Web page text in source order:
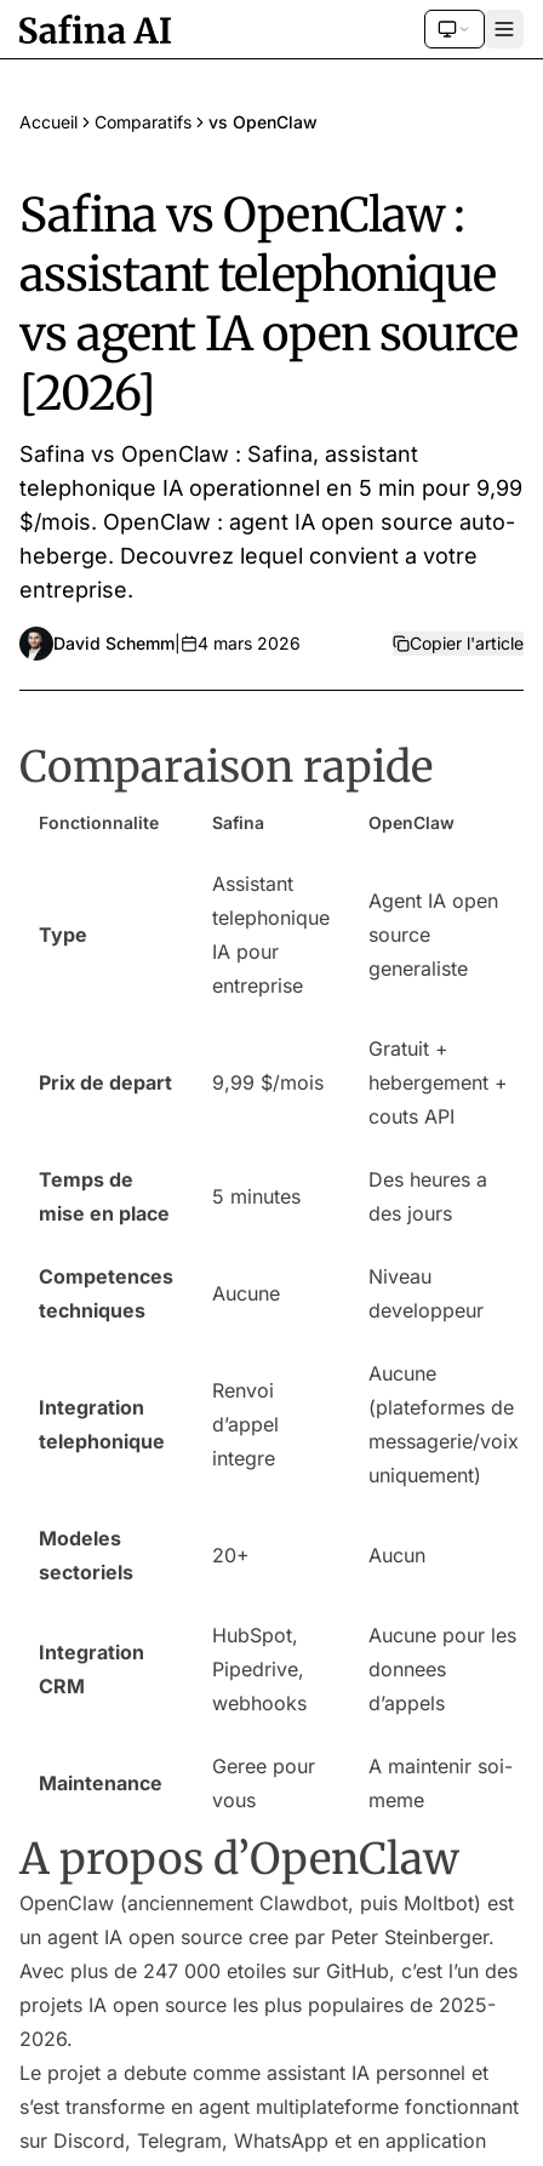
Accueil Comparatifs vs OpenClaw
Safina vs OpenClaw :
assistant telephonique
vs agent IA open source
[2026]
Safina vs OpenClaw : Safina, assistant
telephonique IA operationnel en 5 min pour 9,99
$/mois. OpenClaw : agent IA open source auto-
heberge. Decouvrez lequel convient a votre
entreprise.
David Schemm 4 mars 2026 Copier l'article
Comparaison rapide
Fonctionnalite Safina OpenClaw
Type
Assistant
telephonique
IA pour
entreprise
Agent IA open
source
generaliste
Prix de depart 9,99 $/mois
Gratuit +
hebergement +
couts API
Temps de
mise en place
5 minutes
Des heures a
des jours
Competences
techniques
Aucune
Niveau
developpeur
Integration
telephonique
Renvoi
d’appel
integre
Aucune
(plateformes de
messagerie/voix
uniquement)
Modeles
sectoriels
20+ Aucun
Integration
CRM
HubSpot,
Pipedrive,
webhooks
Aucune pour les
donnees
d’appels
Maintenance
Geree pour
vous
A maintenir soi-
meme
A propos d’OpenClaw
OpenClaw (anciennement Clawdbot, puis Moltbot) est
un agent IA open source cree par Peter Steinberger.
Avec plus de 247 000 etoiles sur GitHub, c’est l’un des
projets IA open source les plus populaires de 2025-
2026.
Le projet a debute comme assistant IA personnel et
s’est transforme en agent multiplateforme fonctionnant
sur Discord, Telegram, WhatsApp et en application